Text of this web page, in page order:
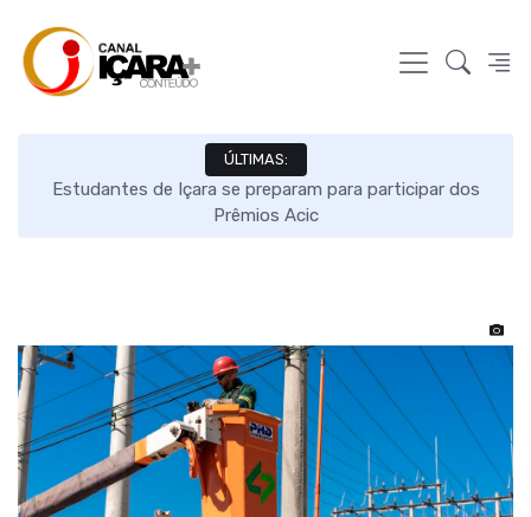
ÚLTIMAS:
Estudantes de Içara se preparam para participar dos
Prêmios Acic